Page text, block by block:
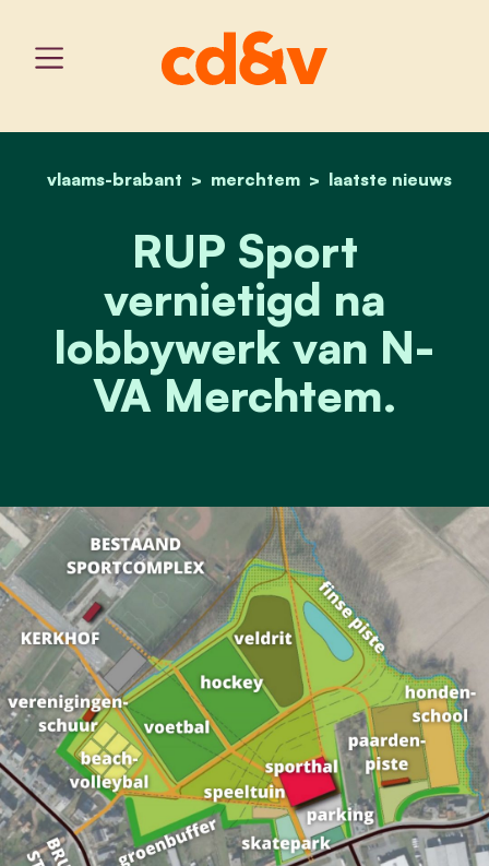
home
vlaams-brabant merchtem laatste nieuws
rup sport vernietigd na
RUP Sport
vernietigd na
lobbywerk van N-
VA Merchtem.